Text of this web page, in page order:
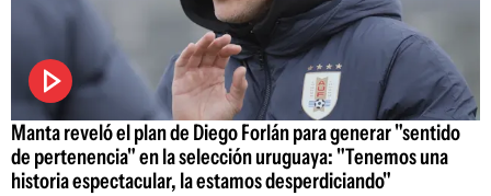
Manta reveló el plan de Diego Forlán para generar "sentido
de pertenencia" en la selección uruguaya: "Tenemos una
historia espectacular, la estamos desperdiciando"